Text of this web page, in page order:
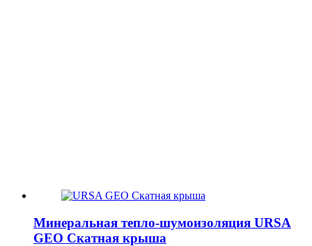
Минеральная тепло-шумоизоляция URSA
GEO Скатная крыша